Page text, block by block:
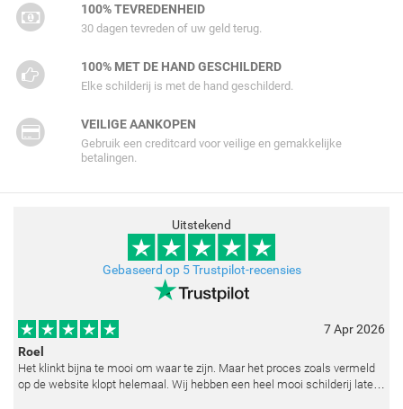
100% TEVREDENHEID
30 dagen tevreden of uw geld terug.
100% MET DE HAND GESCHILDERD
Elke schilderij is met de hand geschilderd.
VEILIGE AANKOPEN
Gebruik een creditcard voor veilige en gemakkelijke
betalingen.
Uitstekend
Gebaseerd op 5 Trustpilot-recensies
7 Apr 2026
Roel
Het klinkt bijna te mooi om waar te zijn. Maar het proces zoals vermeld
op de website klopt helemaal. Wij hebben een heel mooi schilderij laten